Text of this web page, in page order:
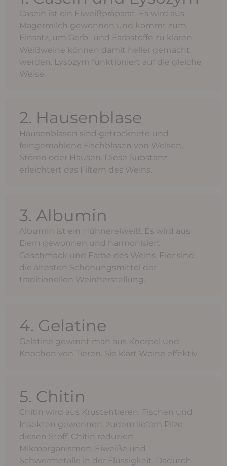
Casein ist ein Eiweißpräparat. Es wird aus
Magermilch gewonnen und kommt zum
Einsatz, um Gerb- und Farbstoffe zu klären.
Weißweine können damit heller gemacht
werden. Lysozym funktioniert auf die gleiche
Weise.
2. Hausenblase
Hausenblasen sind getrocknete und
feingemahlene Fischblasen von Welsen,
Stören oder Hausen. Diese Substanz
erleichtert das Filtern des Weins.
3. Albumin
Albumin ist ein Hühnereiweiß. Es wird aus
Eiern gewonnen und harmonisiert
Geschmack und Farbe des Weins. Eier sind
die ältesten Schönungsmittel der
traditionellen Weinherstellung.
4. Gelatine
Gelatine gewinnt man aus Knorpel und
Knochen von Tieren. Sie klärt Weine effektiv.
5. Chitin
Chitin wird aus Krustentieren, Fischen und
Insekten gewonnen, zudem liefern Pilze
diesen Stoff. Chitin reduziert
Mikroorganismen, Eiweiße und
Schwermetalle in der Flüssigkeit. Dadurch